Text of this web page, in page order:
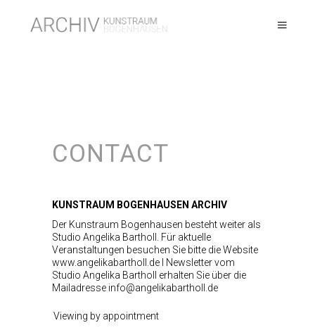
CONTACT
KUNSTRAUM BOGENHAUSEN ARCHIV
Der Kunstraum Bogenhausen besteht weiter als
Studio Angelika Bartholl. Für aktuelle
Veranstaltungen besuchen Sie bitte die Website
www.angelikabartholl.de I Newsletter vom
Studio Angelika Bartholl erhalten Sie über die
Mailadresse info@angelikabartholl.de
Viewing by appointment